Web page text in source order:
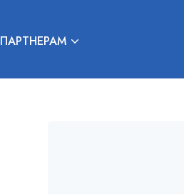
ПАРТНЕРАМ